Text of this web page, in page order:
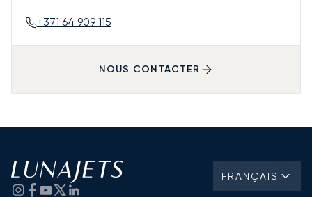
+371 64 909 115
NOUS CONTACTER
FRANÇAIS